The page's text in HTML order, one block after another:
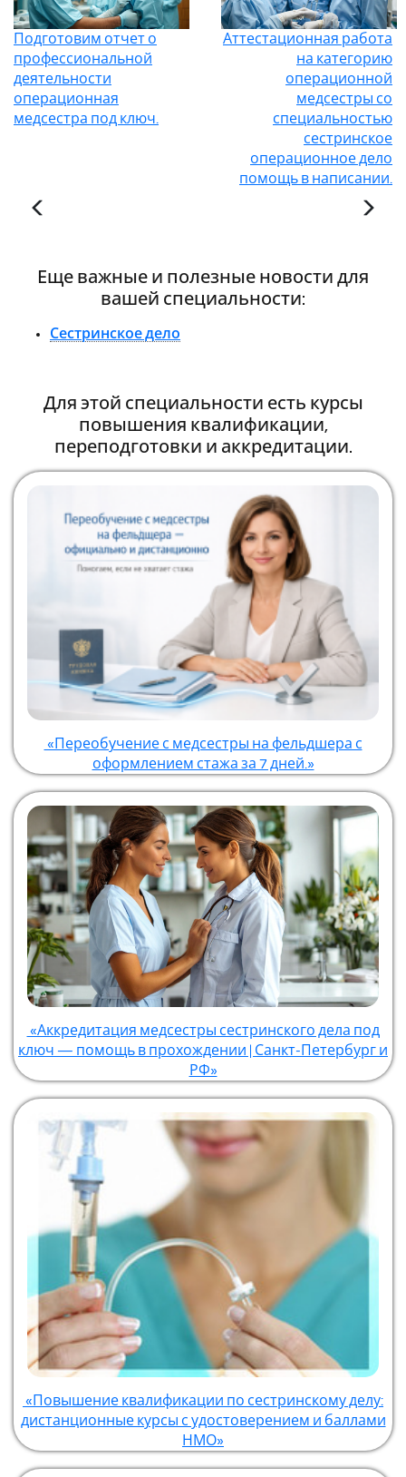
Подготовим отчет о
профессиональной
деятельности
операционная
медсестра под ключ.
Аттестационная работа
на категорию
операционной
медсестры со
специальностью
сестринское
операционное дело
помощь в написании.
Еще важные и полезные новости для
вашей специальности:
Сестринское дело
Для этой специальности есть курсы
повышения квалификации,
переподготовки и аккредитации.
«Переобучение с медсестры на фельдшера с
оформлением стажа за 7 дней.»
«Аккредитация медсестры сестринского дела под
ключ — помощь в прохождении | Санкт-Петербург и
РФ»
«Повышение квалификации по сестринскому делу:
дистанционные курсы с удостоверением и баллами
НМО»